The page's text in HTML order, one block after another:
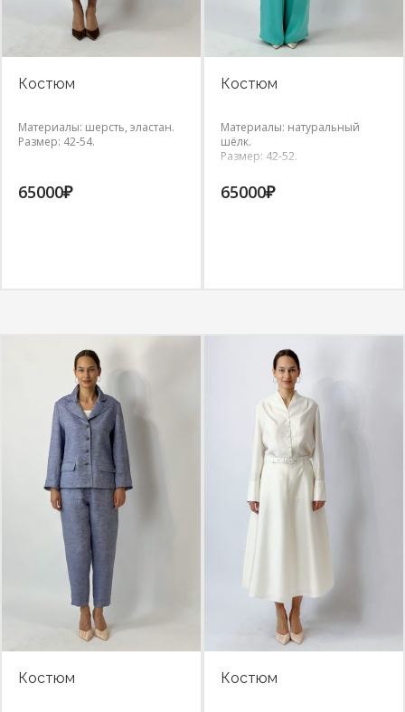
Костюм
Материалы: шерсть, эластан.
Размер: 42-54.
65000₽
Костюм
Материалы: натуральный
шёлк.
Размер: 42-52.
65000₽
Костюм Костюм